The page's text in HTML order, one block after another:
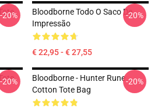
-20%
Bloodborne Todo O Saco De
Impressão
€ 22,95 - € 27,55
-20%
-20%
Bloodborne - Hunter Rune
Cotton Tote Bag
-20%